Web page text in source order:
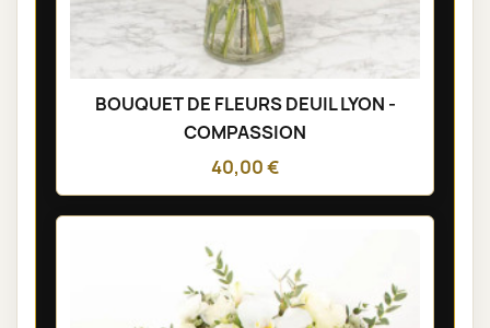
BOUQUET DE FLEURS DEUIL LYON -
COMPASSION
40,00 €